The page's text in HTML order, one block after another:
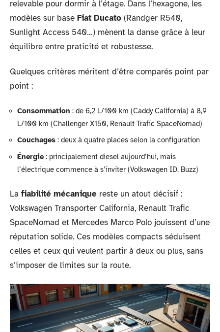
relevable pour dormir à l’étage. Dans l’hexagone, les
modèles sur base Fiat Ducato (Randger R540,
Sunlight Access 540…) mènent la danse grâce à leur
équilibre entre praticité et robustesse.
Quelques critères méritent d’être comparés point par
point :
Consommation : de 6,2 L/100 km (Caddy California) à 8,9
L/100 km (Challenger X150, Renault Trafic SpaceNomad)
Couchages : deux à quatre places selon la configuration
Énergie: principalement diesel aujourd’hui, mais
l’électrique commence à s’inviter (Volkswagen ID. Buzz)
La fiabilité mécanique reste un atout décisif :
Volkswagen Transporter California, Renault Trafic
SpaceNomad et Mercedes Marco Polo jouissent d’une
réputation solide. Ces modèles compacts séduisent
celles et ceux qui veulent partir à deux ou plus, sans
s’imposer de limites sur la route.